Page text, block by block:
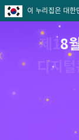
이 누리집은 대한
제13
디지
8